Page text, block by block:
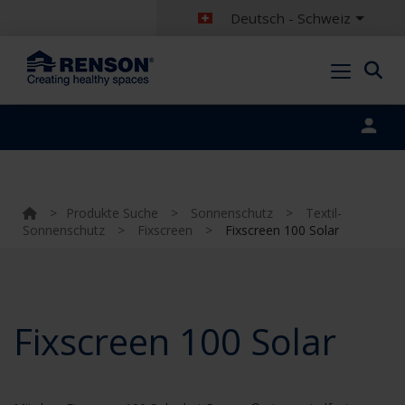
Deutsch - Schweiz
> Produkte Suche > Sonnenschutz >
Textil-
Sonnenschutz
> Fixscreen > Fixscreen 100 Solar
Fixscreen 100 Solar